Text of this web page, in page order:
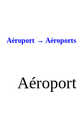
Aéroport → Aéroports